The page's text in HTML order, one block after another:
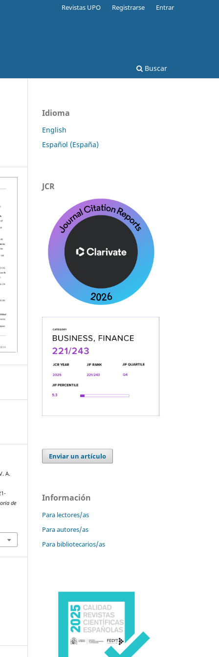
Buscar
Revistas UPO Registrarse Entrar
A.
de
Idioma
English
Español (España)
JCR
Enviar un artículo
Información
Para lectores/as
Para autores/as
Para bibliotecarios/as